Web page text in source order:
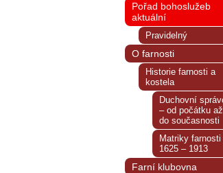
Pořad bohoslužeb
aktuální
Pravidelný
O farnosti
Historie farnosti a
kostela
Duchovní
– od počátku až
do současnosti
Matriky farnosti
1625 – 1913
Farní klubovna